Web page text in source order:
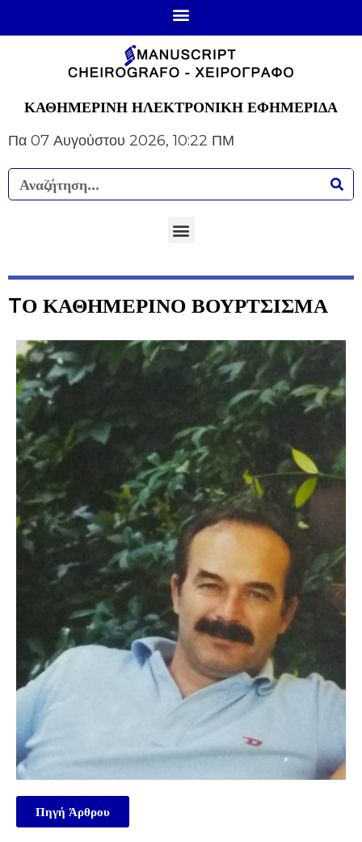
ΚΑΘΗΜΕΡΙΝΗ ΗΛΕΚΤΡΟΝΙΚΗ ΕΦΗΜΕΡΙΔΑ
Πα 07 Αυγούστου 2026, 10:22 ΠΜ
TΟ ΚΑΘΗΜΕΡΙΝΟ ΒΟΥΡΤΣΙΣΜΑ
Πηγή Άρθρου